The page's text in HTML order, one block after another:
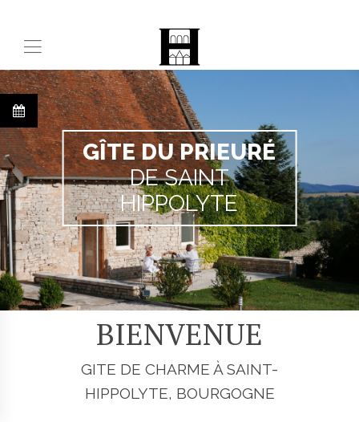
GÎTE DU PRIEURÉ
DE SAINT
HIPPOLYTE
BIENVENUE
GITE DE CHARME À SAINT-
HIPPOLYTE, BOURGOGNE